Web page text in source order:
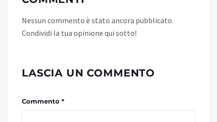
Nessun commento è stato ancora pubblicato.
Condividi la tua opinione qui sotto!
LASCIA UN COMMENTO
Commento *